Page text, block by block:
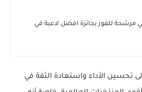
مرشحة للفوز بجائزة افضل لاعبة في
تحسين الأداء واستعادة الثقة في